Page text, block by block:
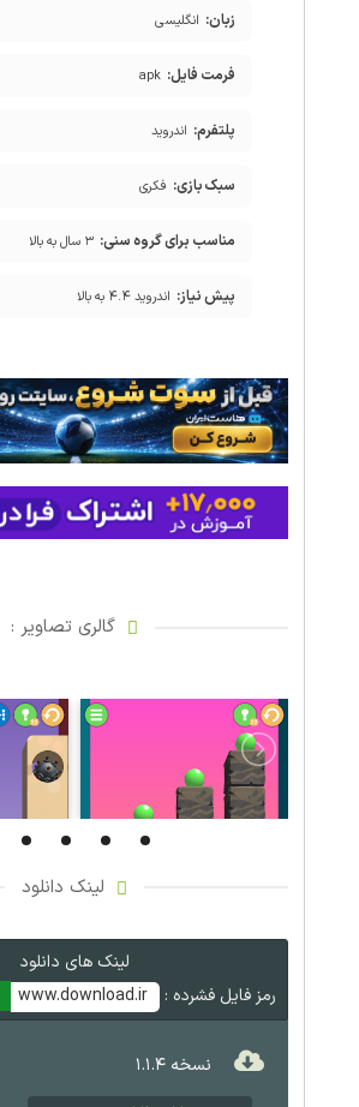
زبان: انگلیسی
فرمت فایل: apk
پلتفرم: اندروید
سبک بازی: فکری
مناسب برای گروه سنی: ۳ سال به بالا
پیش نیاز: اندروید ۴.۴ به بالا
گالری تصاویر :
لینک دانلود
لینک های دانلود
رمز فایل فشرده :
www.download.ir
نسخه ۱.۱.۴